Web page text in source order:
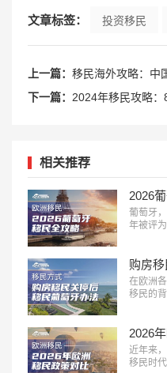
文章标签： 投资移民
上一篇： 移民海外攻略：中
下一篇： 2024年移民攻略
相关推荐
葡萄牙
年被评
在欧洲
移民的
近年来
移民时